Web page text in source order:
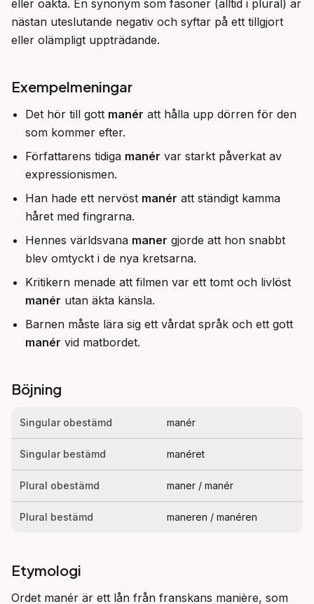
eller oäkta. En synonym som fasoner (alltid i plural) är
nästan uteslutande negativ och syftar på ett tillgjort
eller olämpligt uppträdande.
Exempelmeningar
Det hör till gott manér att hålla upp dörren för den
som kommer efter.
Författarens tidiga manér var starkt påverkat av
expressionismen.
Han hade ett nervöst manér att ständigt kamma
håret med fingrarna.
Hennes världsvana maner gjorde att hon snabbt
blev omtyckt i de nya kretsarna.
Kritikern menade att filmen var ett tomt och livlöst
manér utan äkta känsla.
Barnen måste lära sig ett vårdat språk och ett gott
manér vid matbordet.
Böjning
Singular obestämd manér
Singular bestämd manéret
Plural obestämd maner / manér
Plural bestämd maneren / manéren
Etymologi
Ordet manér är ett lån från franskans manière, som